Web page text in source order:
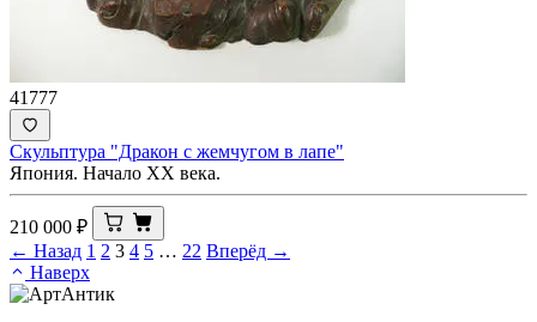
41777
Скульптура "Дракон с жемчугом в лапе"
Япония. Начало ХХ века.
210 000 ₽
← Назад 1 2 3 4 5 … 22 Вперёд →
Наверх